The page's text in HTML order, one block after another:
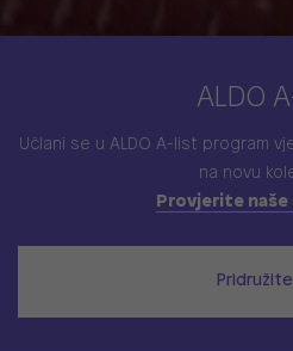
ALDO
Učlani se u ALDO A-list program
na novu
Provjerite